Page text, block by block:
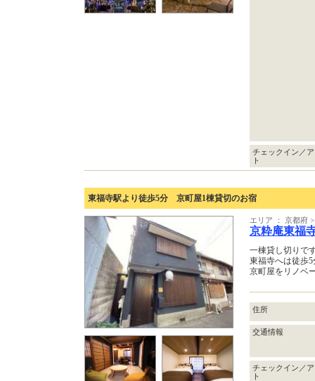
チェックイン／
ト
東福寺駅より徒歩5分 京町屋1棟貸切のお宿
エリア ： 京都府
京粋庵東福
一棟貸し切りで
東福寺へは徒歩
京町屋をリノベ
住所
交通情報
チェックイン／
ト